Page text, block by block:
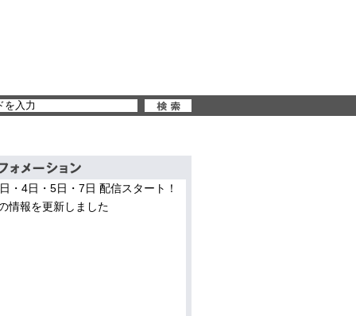
・4日・5日・7日 配信スタート！
情報を更新しました